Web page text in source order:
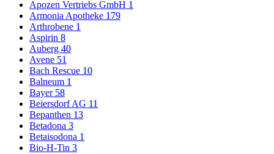
Apozen Vertriebs GmbH 1
Armonia Apotheke 179
Arthrobene 1
Aspirin 8
Auberg 40
Avene 51
Bach Rescue 10
Balneum 1
Bayer 58
Beiersdorf AG 11
Bepanthen 13
Betadona 3
Betaisodona 1
Bio-H-Tin 3